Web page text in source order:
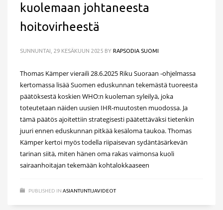
kuolemaan johtaneesta
hoitovirheestä
SUNNUNTAI, 29 KESÄKUUN 2025 BY RAPSODIA SUOMI
Thomas Kämper vieraili 28.6.2025 Riku Suoraan -ohjelmassa
kertomassa lisää Suomen eduskunnan tekemästä tuoreesta
päätöksestä koskien WHO:n kuoleman syleilyä, joka
toteutetaan näiden uusien IHR-muutosten muodossa. Ja
tämä päätös ajoitettiin strategisesti päätettäväksi tietenkin
juuri ennen eduskunnan pitkää kesäloma taukoa. Thomas
Kämper kertoi myös todella riipaisevan sydäntäsärkevän
tarinan siitä, miten hänen oma rakas vaimonsa kuoli
sairaanhoitajan tekemään kohtalokkaaseen
PUBLISHED IN ASIANTUNTIJAVIDEOT